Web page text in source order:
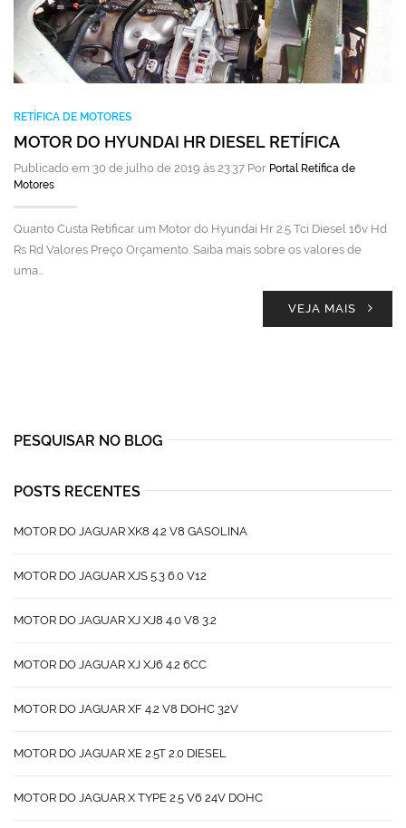
RETÍFICA DE MOTORES
MOTOR DO HYUNDAI HR DIESEL RETÍFICA
Publicado em 30 de julho de 2019 às 23:37 Por Portal Retífica de
Motores
Quanto Custa Retificar um Motor do Hyundai Hr 2.5 Tci Diesel 16v Hd
Rs Rd Valores Preço Orçamento. Saiba mais sobre os valores de
uma…
VEJA MAIS
PESQUISAR NO BLOG
POSTS RECENTES
MOTOR DO JAGUAR XK8 4.2 V8 GASOLINA
MOTOR DO JAGUAR XJS 5.3 6.0 V12
MOTOR DO JAGUAR XJ XJ8 4.0 V8 3.2
MOTOR DO JAGUAR XJ XJ6 4.2 6CC
MOTOR DO JAGUAR XF 4.2 V8 DOHC 32V
MOTOR DO JAGUAR XE 2.5T 2.0 DIESEL
MOTOR DO JAGUAR X TYPE 2.5 V6 24V DOHC